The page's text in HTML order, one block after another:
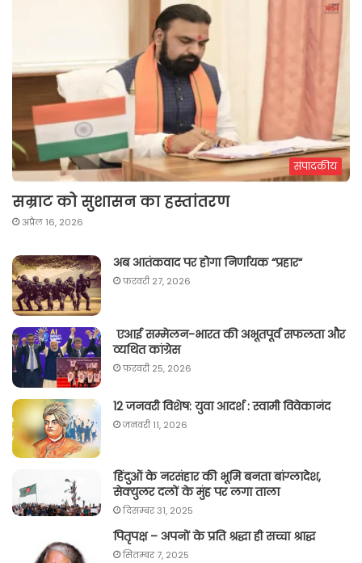
संपादकीय
सम्राट को सुशासन का हस्तांतरण
अप्रैल 16, 2026
अब आतंकवाद पर होगा निर्णायक “प्रहार“
फ़रवरी 27, 2026
एआई सम्मेलन-भारत की अभूतपूर्व सफलता और
व्यथित कांग्रेस
फ़रवरी 25, 2026
12 जनवरी विशेष: युवा आदर्श : स्वामी विवेकानंद
जनवरी 11, 2026
हिंदुओं के नरसंहार की भूमि बनता बांग्लादेश,
सेक्युलर दलों के मुंह पर लगा ताला
दिसम्बर 31, 2025
पितृपक्ष – अपनों के प्रति श्रद्धा ही सच्चा श्राद्ध
सितम्बर 7, 2025